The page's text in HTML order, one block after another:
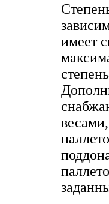
имеет